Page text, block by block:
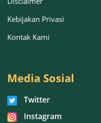
Kebijakan Privasi
Kontak Kami
Media Sosial
Twitter
Instagram